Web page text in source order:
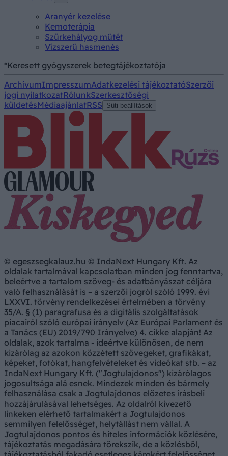
Aranyér kezelése
Kemoterápia
Szürkehályog műtét
Vízszerű hasmenés
*Keresett gyógyszerek betegtájékoztatója
ArchívumImpresszumAdatkezelési tájékoztatóSzerzői
jogi nyilatkozatRólunkSzerkesztőségi
küldetésMédiaajánlatRSS Süti beállítások
© egeszsegkalauz.hu © IndaNext Hungary Kft. Az
oldalak tartalmával kapcsolatban minden jog fenntartva,
beleértve a tartalom szöveg- és adatbányászat céljára
való felhasználását is – a szerzői jogról szóló 1999. évi
LXXVI. törvény rendelkezései értelmében a törvény
35/A. § (1) paragrafusa és a digitális szolgáltatások
piacairól szóló európai irányelv (Az Európai Parlament és
a Tanács (EU) 2019/790 Irányelve) 4. cikke alapján! Az
oldalak, azok tartalma - ideértve különösen, de nem
kizárólag az azokon közzétett szövegeket, grafikákat,
képeket, fotókat, hangfelvételeket és videókat stb. – az
IndaNext Hungary Kft. ("Jogtulajdonos") kizárólagos
jogosultsága alá esnek. Mindezek minden és bármely
felhasználása csak a Jogtulajdonos előzetes írásbeli
hozzájárulásával lehetséges. Az oldalról kivezető
linkeken elérhető tartalmakért a Jogtulajdonos
semmilyen felelősséget, helytállást nem vállal. A
Jogtulajdonos pontos és hiteles információk közlésére,
tájékoztatás megadására törekszik, de a közlésből,